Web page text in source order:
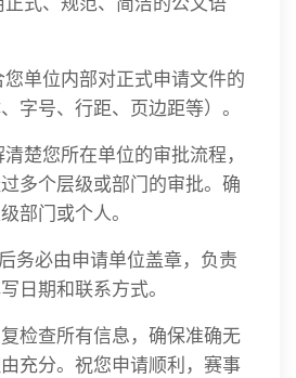
您单位内部对正式申请文件的
字号、行距、页边距等）。
清楚您所在单位的审批流程，
多个层级或部门的审批。确
部门或个人。
务必由申请单位盖章，负责
日期和联系方式。
检查所有信息，确保准确无
充分。祝您申请顺利，赛事